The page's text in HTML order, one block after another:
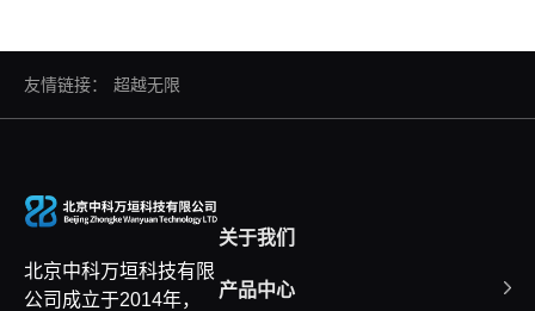
友情链接： 超越无限
北京中科万垣科技有限
公司成立于2014年，
关于我们
产品中心